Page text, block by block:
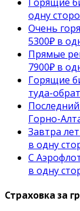
одну
Очень
5300₽ в
Прямые
7900₽ в
Горящие
туда-
Горно-
Завтра
в одну
С
в одну
Страховка за